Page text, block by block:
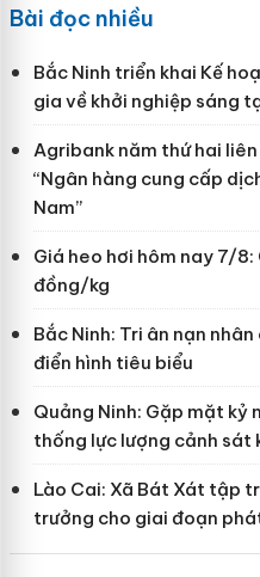
Bài đọc nhiều
Bắc Ninh triển khai Kế
gia về khởi nghiệp sáng
Agribank năm thứ hai
“Ngân hàng cung cấp
Nam”
Giá heo hơi hôm nay 7/
đồng/kg
Bắc Ninh: Tri ân nạn
điển hình tiêu biểu
Quảng Ninh: Gặp mặt kỷ
thống lực lượng cảnh sát
Lào Cai: Xã Bát Xát tập
trưởng cho giai đoạn